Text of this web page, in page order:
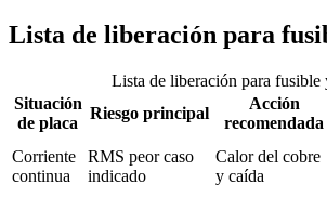
Lista de liberación para
Lista de liberación para fusible
Situación
de placa
Riesgo principal
Acción
recomendada
Corriente
continua
RMS peor caso
indicado
Calor del cobre
y caída